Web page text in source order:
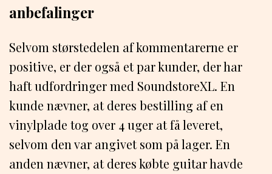
anbefalinger
Selvom størstedelen af kommentarerne er
positive, er der også et par kunder, der har
haft udfordringer med SoundstoreXL. En
kunde nævner, at deres bestilling af en
vinylplade tog over 4 uger at få leveret,
selvom den var angivet som på lager. En
anden nævner, at deres købte guitar havde